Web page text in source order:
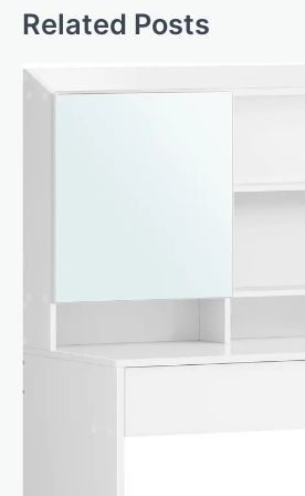
Related Posts